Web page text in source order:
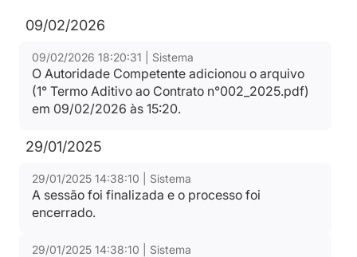
09/02/2026
09/02/2026 18:20:31 | Sistema
O Autoridade Competente adicionou o arquivo
(1° Termo Aditivo ao Contrato n°002_2025.pdf)
em 09/02/2026 às 15:20.
29/01/2025
29/01/2025 14:38:10 | Sistema
A sessão foi finalizada e o processo foi
encerrado.
29/01/2025 14:38:10 | Sistema